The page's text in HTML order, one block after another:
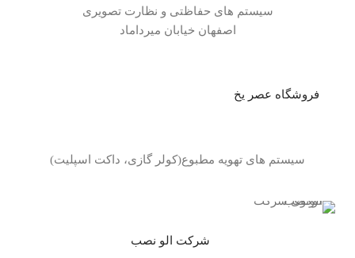
سیستم های حفاظتی و نظارت تصویری
اصفهان خیابان میرداماد
فروشگاه عصر یخ
سیستم های تهویه مطبوع(کولر گازی، داکت اسپلیت)
شرکت الو نصب